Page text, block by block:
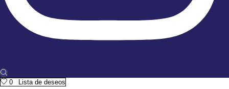
0 Lista de deseos